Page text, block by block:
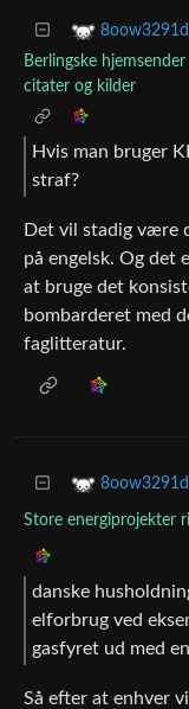
8oow3291d
Berlingske
citater og kilder
Hvis man bruger
straf?
Det vil stadig være
på engelsk. Og det
at bruge det
bombarderet med
faglitteratur.
8oow3291d
Store energiprojekter
danske
elforbrug ved
gasfyret ud med
Så efter at enhver